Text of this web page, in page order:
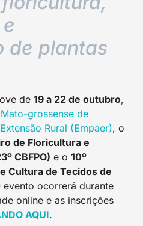
de plantas
de 19 a 22 de outubro,
grossense de
Rural (Empaer), o
de Floricultura e
CBFPO) e o 10º
Cultura de Tecidos de
evento ocorrerá durante
online e as inscrições
AQUI.